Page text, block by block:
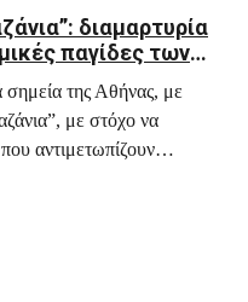
διαμαρτυρία
παγίδες των
σημεία της Αθήνας, με
με στόχο να
αντιμετωπίζουν
ειδικά σε περιόδους